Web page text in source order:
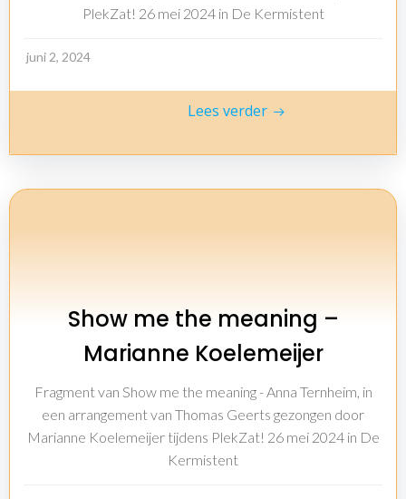
PlekZat! 26 mei 2024 in De Kermistent
juni 2, 2024
Lees verder
Show me the meaning –
Marianne Koelemeijer
Fragment van Show me the meaning - Anna Ternheim, in
een arrangement van Thomas Geerts gezongen door
Marianne Koelemeijer tijdens PlekZat! 26 mei 2024 in De
Kermistent